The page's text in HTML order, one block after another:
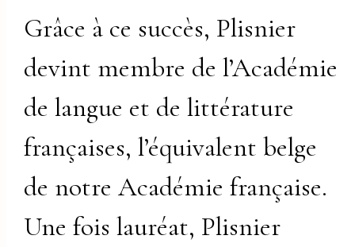
Grâce à ce succès, Plisnier
devint membre de l’Académie
de langue et de littérature
françaises, l’équivalent belge
de notre Académie française.
Une fois lauréat, Plisnier